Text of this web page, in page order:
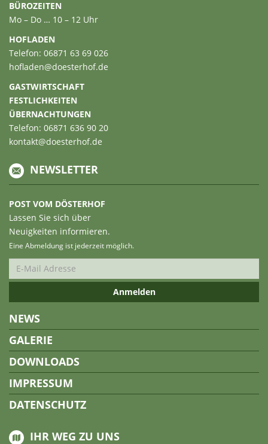
BÜROZEITEN
Mo – Do … 10 – 12 Uhr
HOFLADEN
Telefon: 06871 63 69 026
hofladen@doesterhof.de
GASTWIRTSCHAFT
FESTLICHKEITEN
ÜBERNACHTUNGEN
Telefon: 06871 636 90 20
kontakt@doesterhof.de
NEWSLETTER
POST VOM DÖSTERHOF
Lassen Sie sich über
Neuigkeiten informieren.
Eine Abmeldung ist jederzeit möglich.
NEWS
GALERIE
DOWNLOADS
IMPRESSUM
DATENSCHUTZ
IHR WEG ZU UNS